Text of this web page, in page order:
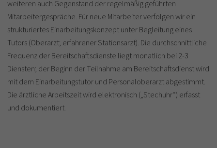
weiteren auch Gegenstand der regelmäßig geführten
Mitarbeitergespräche. Für neue Mitarbeiter verfolgen wir ein
strukturiertes Einarbeitungskonzept unter Begleitung eines
Tutors (Oberarzt; erfahrener Stationsarzt). Die durchschnittliche
Frequenz der Bereitschaftsdienste liegt monatlich bei 2-3
Diensten; der Beginn der Teilnahme am Bereitschaftsdienst wird
mit dem Einarbeitungstutor und Personaloberarzt abgestimmt.
Die ärztliche Arbeitszeit wird elektronisch („Stechuhr“) erfasst
und dokumentiert.